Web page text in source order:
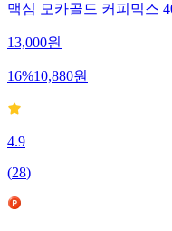
맥심 모카골드 커피믹스
13,000원
16%10,880원
4.9
(28)